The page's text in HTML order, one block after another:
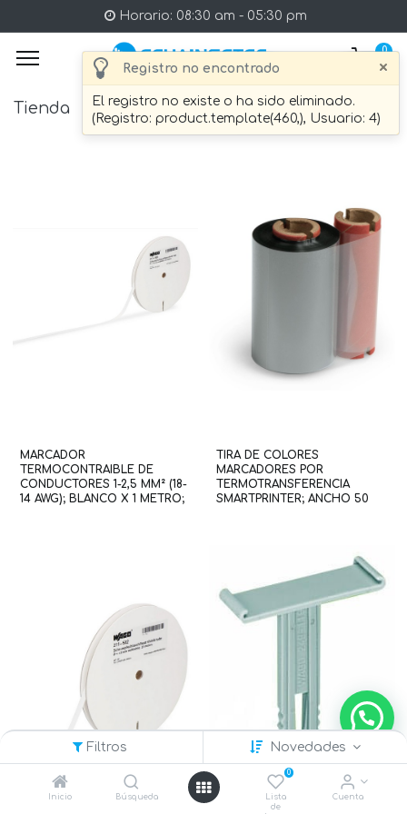
Registro no encontrado ×
El registro no existe o ha sido eliminado.
(Registro: product.template(460,), Usuario: 4)
Filtros Novedades
Inicio Búsqueda
0
Lista
de
Cuenta
Horario: 08:30 am - 05:30 pm
0
Tienda 15 artículo Encontrado.
MARCADOR
TERMOCONTRAIBLE DE
CONDUCTORES 1-2,5 MM² (18-
14 AWG); BLANCO X 1 METRO;
TIRA DE COLORES
MARCADORES POR
TERMOTRANSFERENCIA
SMARTPRINTER; ANCHO 50